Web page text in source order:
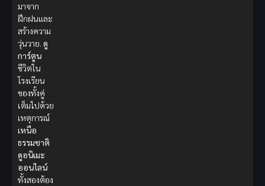
มาจาก
ฝึกฝนและ
สร้างความ
วุ่นวาย. ดู
การ์ตูน
ชีวิตใน
โรงเรียน
ของทั้งคู่
เต็มไปด้วย
เหตุการณ์
เหนือ
ธรรมชาติ
ดูอนิเมะ
ออนไลน์
ทั้งสองต้อง